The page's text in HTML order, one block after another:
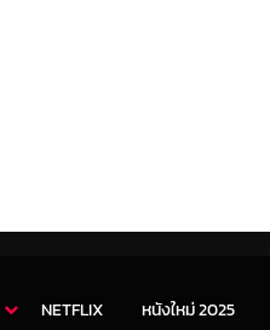
NETFLIX หนังใหม่ 2025